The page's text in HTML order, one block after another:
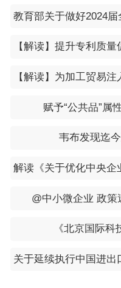
赋予“公共品”属
韦布发现迄
@中小微企业 政策
《北京国际科